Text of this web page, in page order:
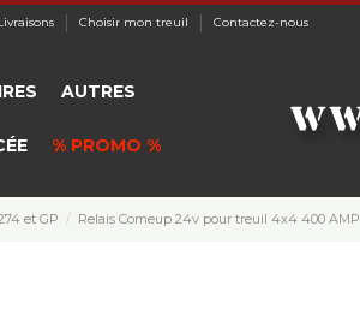
Choisir mon treuil Contactez-nous
AUTRES
% PROMO %
et GP Relais Comeup 24v pour treuil 4x4 400 AMP